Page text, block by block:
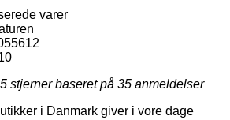
varer
stjerner baseret på 35 anmeldelser
i Danmark giver i vore dage